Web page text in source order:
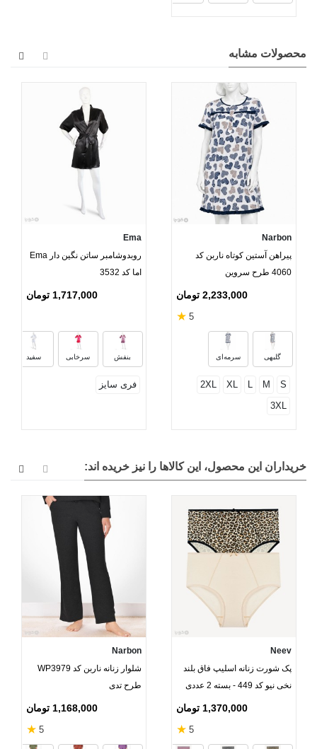
محصولات مشابه
Narbon
پیراهن آستین کوتاه ناربن کد
4060 طرح سروین
2,233,000 تومان
5
★
گلبهی سرمه‌ای
S
M
L
XL
2XL
3XL
Ema
روبدوشامبر ساتن نگین دار Ema
اما کد 3532
1,717,000 تومان
بنفش سرخابی سفید
فری سایز
خریداران این محصول، این کالاها را نیز خریده اند:
Neev
پک شورت زنانه اسلیپ فاق بلند
نخی نیو کد 449 - بسته 2 عددی
1,370,000 تومان
5
★
Narbon
شلوار زنانه ناربن کد WP3979
طرح تدی
1,168,000 تومان
5
★